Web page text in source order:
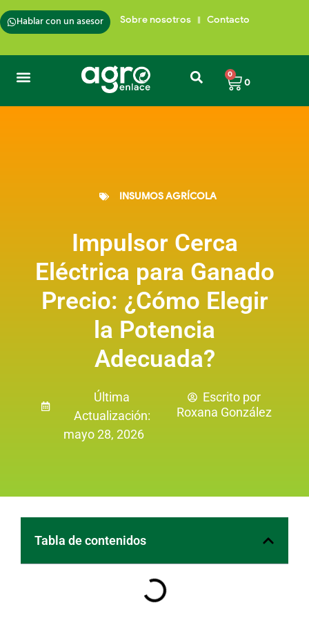
Hablar con un asesor Sobre nosotros Contacto
0
0
INSUMOS AGRÍCOLA
Impulsor Cerca
Eléctrica para Ganado
Precio: ¿Cómo Elegir
la Potencia
Adecuada?
Última
Actualización:
mayo 28, 2026
Escrito por
Roxana González
Tabla de contenidos